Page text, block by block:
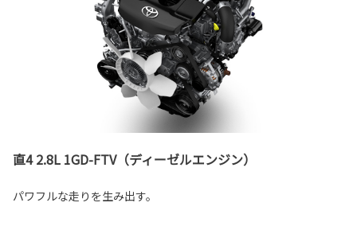
直4 2.8L 1GD-FTV（ディーゼルエンジン）
パワフルな走りを生み出す。